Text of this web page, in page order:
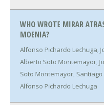
WHO WROTE MIRAR
MOENIA?
Alfonso Pichardo Lechuga,
Alberto Soto Montemayor,
Soto Montemayor, Santiago
Alfonso Pichardo Lechuga